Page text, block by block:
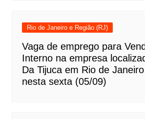
Rio de Janeiro e Região (RJ)
Vaga de emprego para
Interno na empresa
Da Tijuca em Rio de
nesta sexta (05/09)